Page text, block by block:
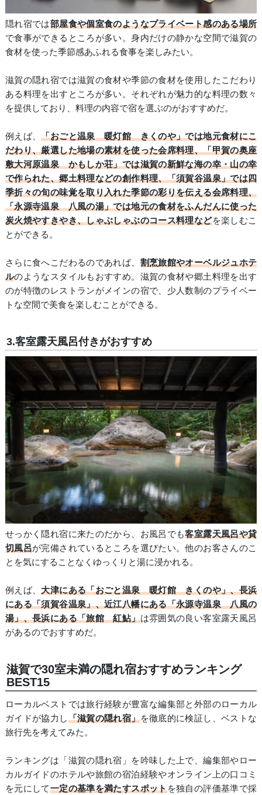
隠れ宿では部屋食や個室食のようなプライベート感のある場所
で食事ができるところが多い。身内だけの静かな空間で滋賀の
食材を使った季節感あふれる食事を楽しみたい。
滋賀の隠れ宿では滋賀の食材や季節の食材を使用したこだわり
ある料理を出すところが多い。それぞれが魅力的な料理の数々
を提供しており、料理の内容で宿を選ぶのがおすすめだ。
例えば、「おごと温泉 暖灯館 きくのや」では地元食材にこ
だわり、厳選した地場の素材を使った会席料理、「甲賀の奥座
敷大河原温泉 かもしか荘」では滋賀の新鮮な海の幸・山の幸
で作られた、郷土料理などの創作料理、「須賀谷温泉」では四
季折々の旬の味覚を取り入れた季節の彩りを伝える会席料理、
「永源寺温泉 八風の湯」では地元の食材をふんだんに使った
炭火焼やすきやき、しゃぶしゃぶのコース料理などを楽しむこ
とができる。
さらに食へこだわるのであれば、 割烹旅館やオーベルジュホテ
ルのようなスタイルもおすすめ。滋賀の食材や郷土料理を出す
のが特徴のレストランがメインの宿で、少人数制のプライベー
トな空間で美食を楽しむことができる。
3.客室露天風呂付きがおすすめ
せっかく隠れ宿に来たのだから、お風呂でも客室露天風呂や貸
切風呂が完備されているところを選びたい。他のお客さんのこ
とを気にすることなくゆっくりと湯に浸かれる。
例えば、大津にある「おごと温泉 暖灯館 きくのや」、長浜
にある「須賀谷温泉」、近江八幡にある「永源寺温泉 八風の
湯」、長浜にある「旅館 紅鮎」は雰囲気の良い客室露天風呂
があるのでおすすめだ。
滋賀で30室未満の隠れ宿おすすめランキング
BEST15
ローカルベストでは旅行経験が豊富な編集部と外部のローカル
ガイドが協力し「滋賀の隠れ宿」を徹底的に検証し、ベストな
旅行先を考えてみた。
ランキングは「滋賀の隠れ宿」を吟味した上で、編集部やロー
カルガイドのホテルや旅館の宿泊経験やオンライン上の口コミ
を元にして一定の基準を満たすスポットを独自の評価基準で採